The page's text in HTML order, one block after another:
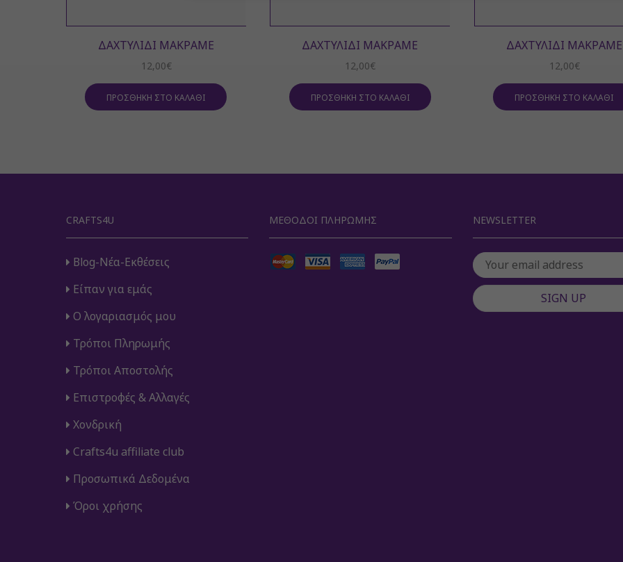
ΔΑΧΤΥΛΊΔΙ ΜΑΚΡΑΜΈ
12,00€
ΠΡΟΣΘΉΚΗ ΣΤΟ ΚΑΛΆΘΙ
ΔΑΧΤΥΛΊΔΙ ΜΑΚΡΑΜΈ
12,00€
ΠΡΟΣΘΉΚΗ ΣΤΟ ΚΑΛΆΘΙ
ΔΑΧΤΥΛΊΔΙ ΜΑΚΡΑΜΈ
12,00€
ΠΡΟΣΘΉΚΗ ΣΤΟ ΚΑΛΆΘΙ
CRAFTS4U
Blog-Νέα-Εκθέσεις
Είπαν για εμάς
Ο λογαριασμός μου
Τρόποι Πληρωμής
Τρόποι Αποστολής
Επιστροφές & Αλλαγές
Χονδρική
Crafts4u affiliate club
Προσωπικά Δεδομένα
Όροι χρήσης
ΜΈΘΟΔΟΙ ΠΛΗΡΩΜΉΣ NEWSLETTER